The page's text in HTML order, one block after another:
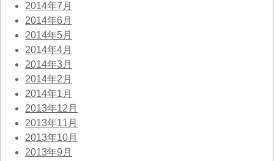
2014年7月
2014年6月
2014年5月
2014年4月
2014年3月
2014年2月
2014年1月
2013年12月
2013年11月
2013年10月
2013年9月